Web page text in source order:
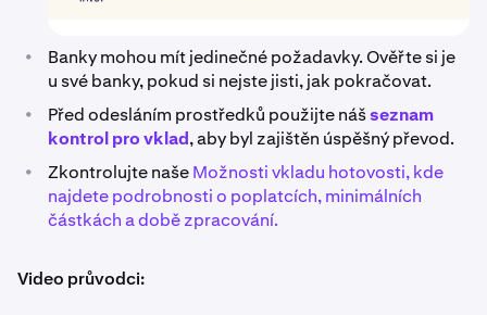
•
Banky mohou mít jedinečné požadavky. Ověřte si je
u své banky, pokud si nejste jisti, jak pokračovat.
• Před odesláním prostředků použijte nášseznam
kontrol pro vklad, aby byl zajištěn úspěšný převod.
• Zkontrolujte našeMožnosti vkladu hotovosti, kde
najdete podrobnosti o poplatcích, minimálních
částkách a době zpracování.
Video průvodci: